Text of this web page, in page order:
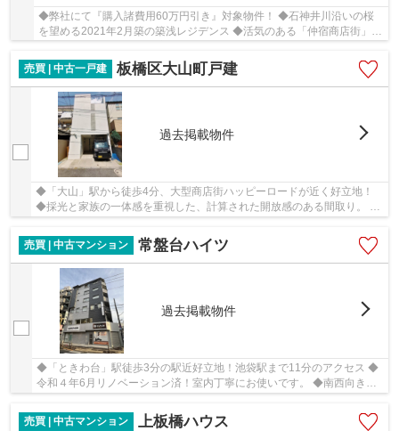
◆弊社にて『購入諸費用60万円引き』対象物件！ ◆石神井川沿いの桜
を望める2021年2月築の築浅レジデンス ◆活気のある「仲宿商店街」沿
売買 | 中古一戸建
板橋区大山町戸建
過去掲載物件
◆「大山」駅から徒歩4分、大型商店街ハッピーロードが近く好立地！
◆採光と家族の一体感を重視した、計算された開放感のある間取り。 ◆
売買 | 中古マンション
常盤台ハイツ
過去掲載物件
◆「ときわ台」駅徒歩3分の駅近好立地！池袋駅まで11分のアクセス ◆
令和４年6月リノベーション済！室内丁寧にお使いです。 ◆南西向き・
売買 | 中古マンション
上板橋ハウス